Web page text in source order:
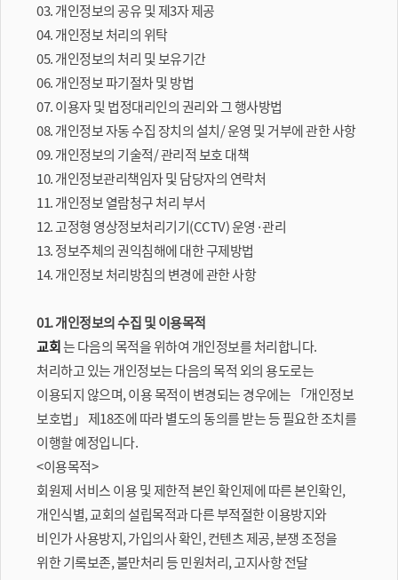
03. 개인정보의 공유 및 제3자 제공
04. 개인정보 처리의 위탁
05. 개인정보의 처리 및 보유기간
06. 개인정보 파기절차 및 방법
07. 이용자 및 법정대리인의 권리와 그 행사방법
08. 개인정보 자동 수집 장치의 설치/ 운영 및 거부에 관한 사항
09. 개인정보의 기술적/ 관리적 보호 대책
10. 개인정보관리책임자 및 담당자의 연락처
11. 개인정보 열람청구 처리 부서
12. 고정형 영상정보처리기기(CCTV) 운영·관리
13. 정보주체의 권익침해에 대한 구제방법
14. 개인정보 처리방침의 변경에 관한 사항
01. 개인정보의 수집 및 이용목적
교회 는 다음의 목적을 위하여 개인정보를 처리합니다.
처리하고 있는 개인정보는 다음의 목적 외의 용도로는
이용되지 않으며, 이용 목적이 변경되는 경우에는 「개인정보
보호법」 제18조에 따라 별도의 동의를 받는 등 필요한 조치를
이행할 예정입니다.
<이용목적>
회원제 서비스 이용 및 제한적 본인 확인제에 따른 본인확인,
개인식별, 교회의 설립목적과 다른 부적절한 이용방지와
비인가 사용방지, 가입의사 확인, 컨텐츠 제공, 분쟁 조정을
위한 기록보존, 불만처리 등 민원처리, 고지사항 전달